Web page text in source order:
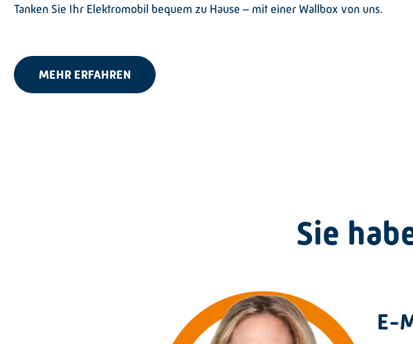
Tanken Sie Ihr Elektromobil bequem zu Hause – mit einer Wallbox von uns.
MEHR ERFAHREN
Sie
E-